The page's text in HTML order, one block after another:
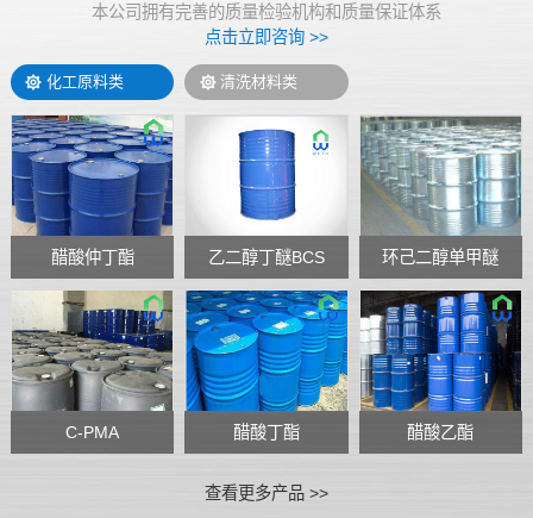
本公司拥有完善的质量检验机构和质量保证体系
点击立即咨询 >>
化工原料类 清洗材料类
醋酸仲丁酯 乙二醇丁醚BCS 环己二醇单甲醚
C-PMA 醋酸丁酯 醋酸乙酯
查看更多产品 >>